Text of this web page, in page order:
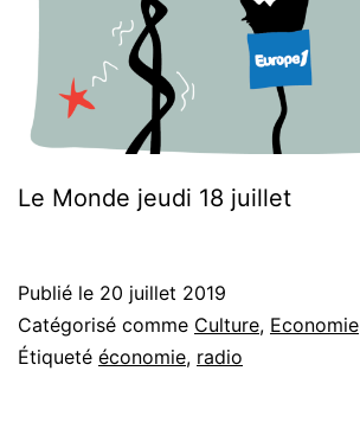
Le Monde jeudi 18 juillet
Publié le 20 juillet 2019
Catégorisé comme Culture, Economie
Étiqueté économie, radio